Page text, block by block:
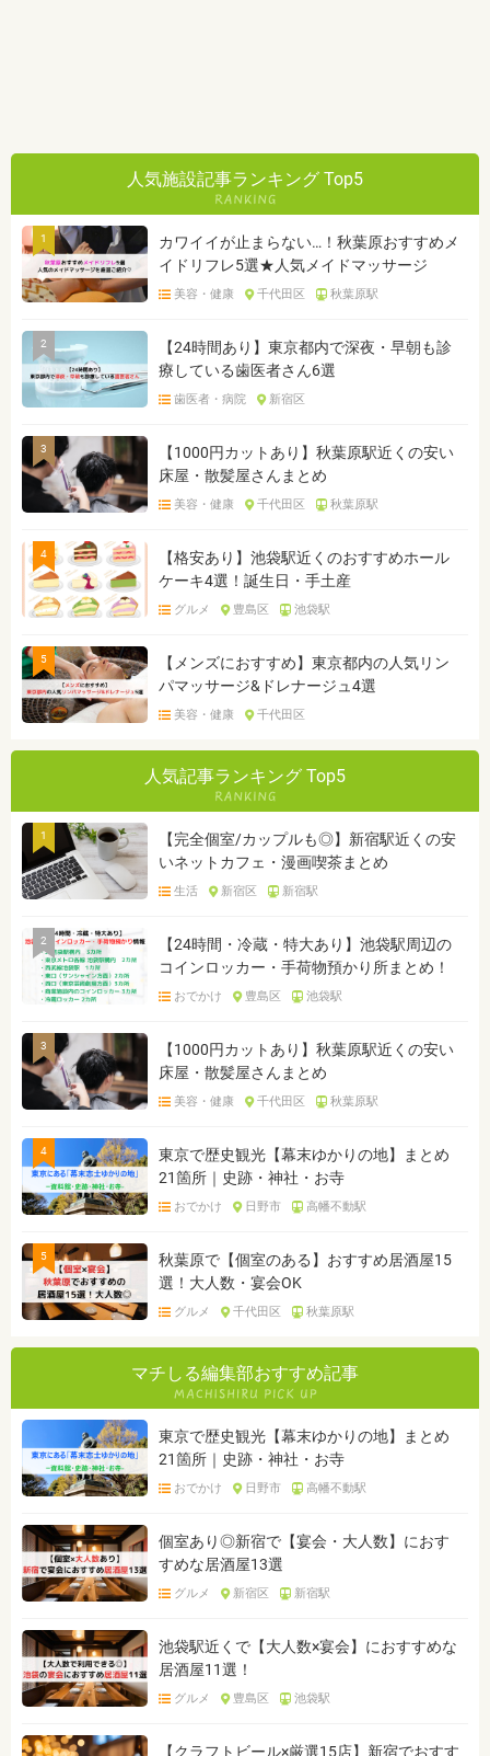
人気施設記事ランキング Top5
1
カワイイが止まらない…！秋葉原おすすめメ
イドリフレ5選★人気メイドマッサージ
美容・健康 千代田区 秋葉原駅
2
【24時間あり】東京都内で深夜・早朝も診
療している歯医者さん6選
歯医者・病院 新宿区
3
【1000円カットあり】秋葉原駅近くの安い
床屋・散髪屋さんまとめ
美容・健康 千代田区 秋葉原駅
4
【格安あり】池袋駅近くのおすすめホール
ケーキ4選！誕生日・手土産
グルメ 豊島区 池袋駅
5
【メンズにおすすめ】東京都内の人気リン
パマッサージ&ドレナージュ4選
美容・健康 千代田区
人気記事ランキング Top5
1
【完全個室/カップルも◎】新宿駅近くの安
いネットカフェ・漫画喫茶まとめ
生活 新宿区 新宿駅
2
【24時間・冷蔵・特大あり】池袋駅周辺の
コインロッカー・手荷物預かり所まとめ！
おでかけ 豊島区 池袋駅
3
【1000円カットあり】秋葉原駅近くの安い
床屋・散髪屋さんまとめ
美容・健康 千代田区 秋葉原駅
4
東京で歴史観光【幕末ゆかりの地】まとめ
21箇所｜史跡・神社・お寺
おでかけ 日野市 高幡不動駅
5
秋葉原で【個室のある】おすすめ居酒屋15
選！大人数・宴会OK
グルメ 千代田区 秋葉原駅
マチしる編集部おすすめ記事
東京で歴史観光【幕末ゆかりの地】まとめ
21箇所｜史跡・神社・お寺
おでかけ 日野市 高幡不動駅
個室あり◎新宿で【宴会・大人数】におす
すめな居酒屋13選
グルメ 新宿区 新宿駅
池袋駅近くで【大人数×宴会】におすすめな
居酒屋11選！
グルメ 豊島区 池袋駅
【クラフトビール×厳選15店】新宿でおすす